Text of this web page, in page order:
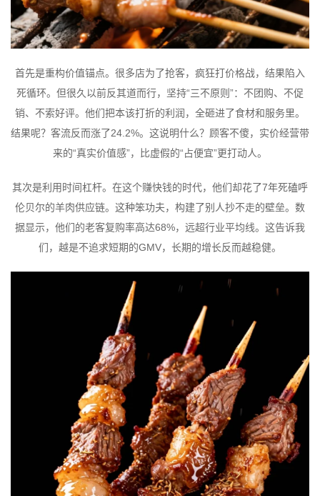
首先是重构价值锚点。很多店为了抢客，疯狂打价格战，结果陷入
死循环。但很久以前反其道而行，坚持“三不原则”：不团购、不促
销、不索好评。他们把本该打折的利润，全砸进了食材和服务里。
结果呢？客流反而涨了24.2%。这说明什么？顾客不傻，实价经营带
来的“真实价值感”，比虚假的“占便宜”更打动人。
其次是利用时间杠杆。在这个赚快钱的时代，他们却花了7年死磕呼
伦贝尔的羊肉供应链。这种笨功夫，构建了别人抄不走的壁垒。数
据显示，他们的老客复购率高达68%，远超行业平均线。这告诉我
们，越是不追求短期的GMV，长期的增长反而越稳健。